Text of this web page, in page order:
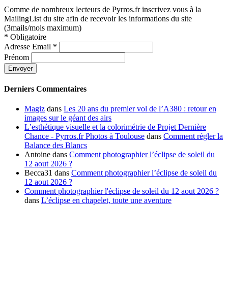
Comme de nombreux lecteurs de Pyrros.fr inscrivez vous à la
MailingList du site afin de recevoir les informations du site
(3mails/mois maximum)
* Obligatoire
Adresse Email *
Prénom
Derniers Commentaires
Magiz dans Les 20 ans du premier vol de l’A380 : retour en
images sur le géant des airs
L’esthétique visuelle et la colorimétrie de Projet Dernière
Chance - Pyrros.fr Photos à Toulouse dans Comment régler la
Balance des Blancs
Antoine dans Comment photographier l’éclipse de soleil du
12 aout 2026 ?
Becca31 dans Comment photographier l’éclipse de soleil du
12 aout 2026 ?
Comment photographier l'éclipse de soleil du 12 aout 2026 ?
dans L’éclipse en chapelet, toute une aventure